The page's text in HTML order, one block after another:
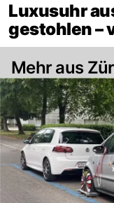
Luxusuhr
gestohlen –
Mehr aus